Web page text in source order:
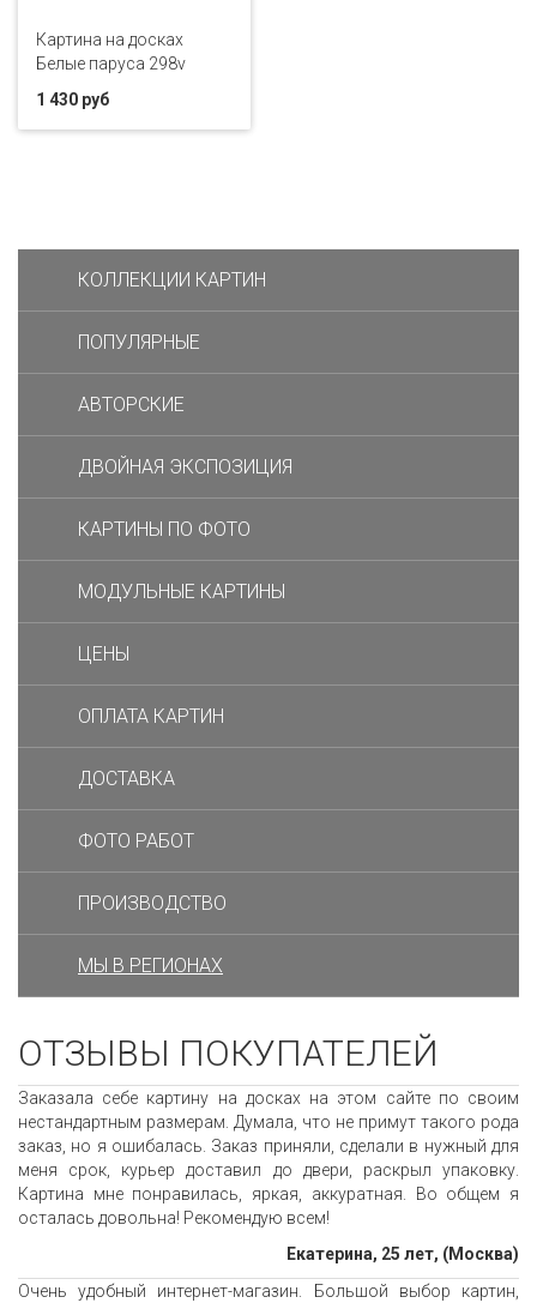
Картина на досках
Белые паруса 298v
1 430 руб
КОЛЛЕКЦИИ КАРТИН
ПОПУЛЯРНЫЕ
АВТОРСКИЕ
ДВОЙНАЯ ЭКСПОЗИЦИЯ
КАРТИНЫ ПО ФОТО
МОДУЛЬНЫЕ КАРТИНЫ
ЦЕНЫ
ОПЛАТА КАРТИН
ДОСТАВКА
ФОТО РАБОТ
ПРОИЗВОДСТВО
МЫ В РЕГИОНАХ
ОТЗЫВЫ ПОКУПАТЕЛЕЙ
Заказала себе картину на досках на этом сайте по своим
нестандартным размерам. Думала, что не примут такого рода
заказ, но я ошибалась. Заказ приняли, сделали в нужный для
меня срок, курьер доставил до двери, раскрыл упаковку.
Картина мне понравилась, яркая, аккуратная. Во общем я
осталась довольна! Рекомендую всем!
Екатерина, 25 лет, (Москва)
Очень удобный интернет-магазин. Большой выбор картин,